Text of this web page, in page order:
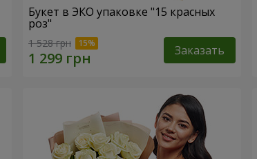
Букет в ЭКО упаковке "15 красных
роз"
1 528 грн Заказать